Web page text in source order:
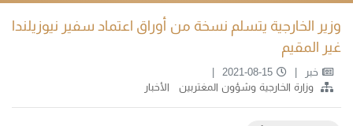
وزير الخارجية يتسلم نسخة من أوراق اعتماد سفير نيوزيلندا
غير المقيم
خبر
2021-08-15
وزارة الخارجية وشؤون المغتربين
الأخبار